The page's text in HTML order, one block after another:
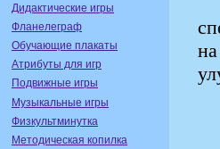
Дидактические игры
Фланелеграф
Обучающие плакаты
Атрибуты для игр
Подвижные игры
Музыкальные игры
Физкультминутка
Методическая копилка